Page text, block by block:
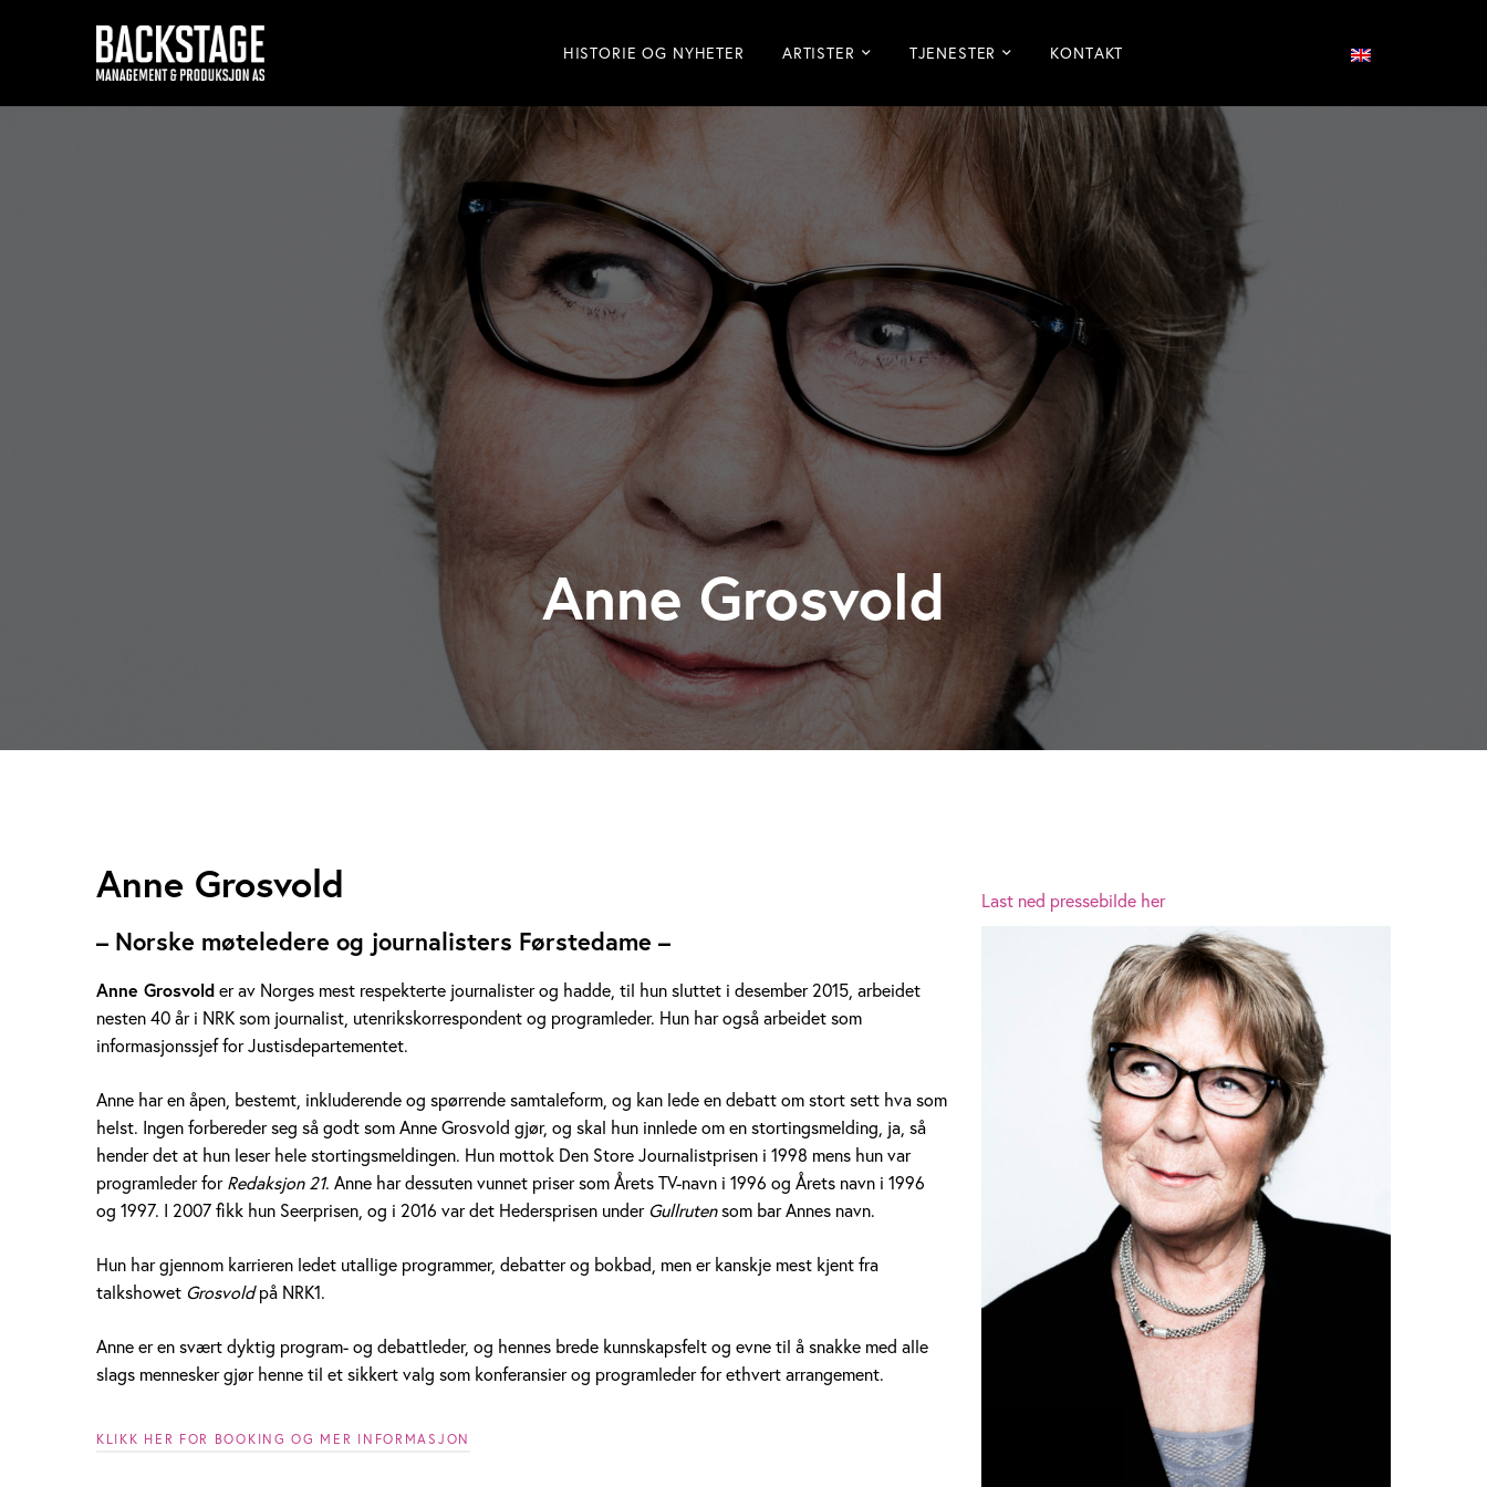
HISTORIE OG NYHETER ARTISTER TJENESTER KONTAKT
Anne Grosvold
A
n
n
e
G
r
o
s
v
o
l
d
Anne Grosvold
– Norske møteledere og journalisters Førstedame –
Anne Grosvold er av Norges mest respekterte journalister og hadde, til hun sluttet i desember 2015, arbeidet
nesten 40 år i NRK som journalist, utenrikskorrespondent og programleder. Hun har også arbeidet som
informasjonssjef for Justisdepartementet.
Anne har en åpen, bestemt, inkluderende og spørrende samtaleform, og kan lede en debatt om stort sett hva som
helst. Ingen forbereder seg så godt som Anne Grosvold gjør, og skal hun innlede om en stortingsmelding, ja, så
hender det at hun leser hele stortingsmeldingen. Hun mottok Den Store Journalistprisen i 1998 mens hun var
programleder for Redaksjon 21. Anne har dessuten vunnet priser som Årets TV-navn i 1996 og Årets navn i 1996
og 1997. I 2007 fikk hun Seerprisen, og i 2016 var det Hedersprisen under Gullrutensom bar Annes navn.
Hun har gjennom karrieren ledet utallige programmer, debatter og bokbad, men er kanskje mest kjent fra
talkshowet Grosvoldpå NRK1.
Anne er en svært dyktig program- og debattleder, og hennes brede kunnskapsfelt og evne til å snakke med alle
slags mennesker gjør henne til et sikkert valg som konferansier og programleder for ethvert arrangement.
KLIKK HER FOR BOOKING OG MER INFORMASJON
Last ned pressebilde her